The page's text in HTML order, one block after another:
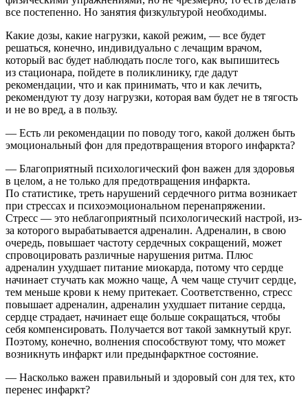
все постепенно. Но занятия физкультурой необходимы.
Какие дозы, какие нагрузки, какой режим, — все будет
решаться, конечно, индивидуально с лечащим врачом,
который вас будет наблюдать после того, как выпишитесь
из стационара, пойдете в поликлинику, где дадут
рекомендации, что и как принимать, что и как лечить,
рекомендуют ту дозу нагрузки, которая вам будет не в тягость
и не во вред, а в пользу.
— Есть ли рекомендации по поводу того, какой должен быть
эмоциональный фон для предотвращения второго инфаркта?
— Благоприятный психологический фон важен для здоровья
в целом, а не только для предотвращения инфаркта.
По статистике, треть нарушений сердечного ритма возникает
при стрессах и психоэмоциональном перенапряжении.
Стресс — это неблагоприятный психологический настрой, из-
за которого вырабатывается адреналин. Адреналин, в свою
очередь, повышает частоту сердечных сокращений, может
спровоцировать различные нарушения ритма. Плюс
адреналин ухудшает питание миокарда, потому что сердце
начинает стучать как можно чаще, А чем чаще стучит сердце,
тем меньше крови к нему притекает. Соответственно, стресс
повышает адреналин, адреналин ухудшает питание сердца,
сердце страдает, начинает еще больше сокращаться, чтобы
себя компенсировать. Получается вот такой замкнутый круг.
Поэтому, конечно, волнения способствуют тому, что может
возникнуть инфаркт или предынфарктное состояние.
— Насколько важен правильный и здоровый сон для тех, кто
перенес инфаркт?